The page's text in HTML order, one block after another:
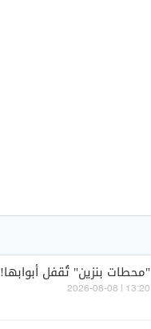
"محطات بنزين" تُقفل أبوابها!
13:20 | 2026-08-08